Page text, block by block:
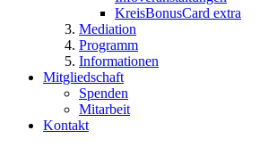
KreisBonusCard extra
Mediation
Programm
Informationen
Mitgliedschaft
Spenden
Mitarbeit
Kontakt